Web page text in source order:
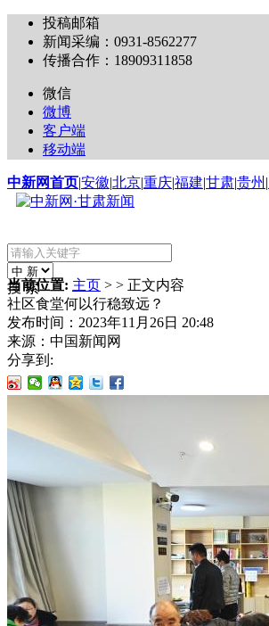
投稿邮箱
新闻采编：0931-8562277
传播合作：18909311858
微信
微博
客户端
移动端
中新网首页|安徽|北京|重庆|福建|甘肃|贵州 |
搜 索
当前位置: 主页 > > 正文内容
社区食堂何以行稳致远？
发布时间： 2023年11月26日 20:48
来源： 中国新闻网
分享到: